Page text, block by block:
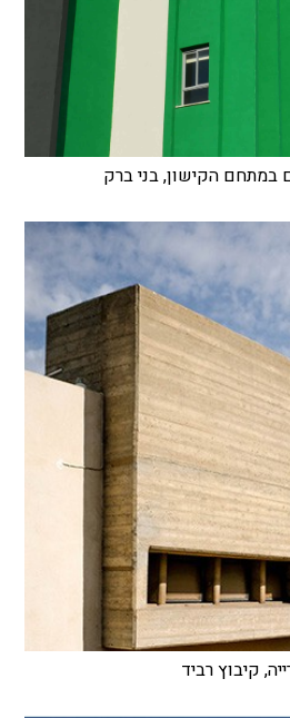
במתחם הקישון, בני ברק
קיבוץ רביד